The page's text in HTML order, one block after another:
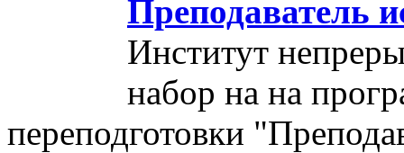
Преподаватель
Институт
набор на на
переподготовки